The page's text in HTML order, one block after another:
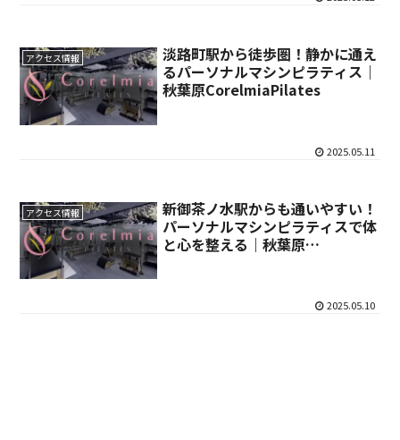
アクセス情報
淡路町駅から徒歩圏！静かに通え
るパーソナルマシンピラティス｜
秋葉原CorelmiaPilates
2025.05.11
アクセス情報
新御茶ノ水駅からも通いやすい！
パーソナルマシンピラティスで体
と心を整える｜秋葉原
2025.05.10